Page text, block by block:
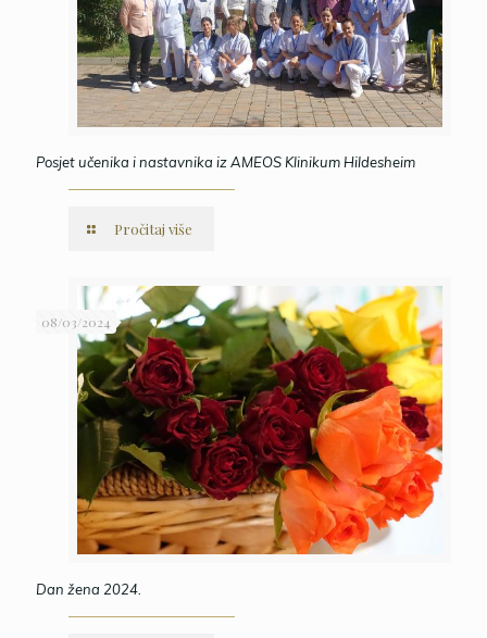
Posjet učenika i nastavnika iz AMEOS Klinikum Hildesheim
Pročitaj više
08/03/2024
Dan žena 2024.